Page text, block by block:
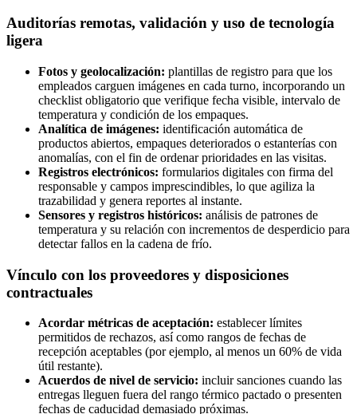
Auditorías remotas, validación y uso de tecnología
ligera
Fotos y geolocalización: plantillas de registro para que los
empleados carguen imágenes en cada turno, incorporando un
checklist obligatorio que verifique fecha visible, intervalo de
temperatura y condición de los empaques.
Analítica de imágenes: identificación automática de
productos abiertos, empaques deteriorados o estanterías con
anomalías, con el fin de ordenar prioridades en las visitas.
Registros electrónicos: formularios digitales con firma del
responsable y campos imprescindibles, lo que agiliza la
trazabilidad y genera reportes al instante.
Sensores y registros históricos: análisis de patrones de
temperatura y su relación con incrementos de desperdicio para
detectar fallos en la cadena de frío.
Vínculo con los proveedores y disposiciones
contractuales
Acordar métricas de aceptación: establecer límites
permitidos de rechazos, así como rangos de fechas de
recepción aceptables (por ejemplo, al menos un 60% de vida
útil restante).
Acuerdos de nivel de servicio: incluir sanciones cuando las
entregas lleguen fuera del rango térmico pactado o presenten
fechas de caducidad demasiado próximas.